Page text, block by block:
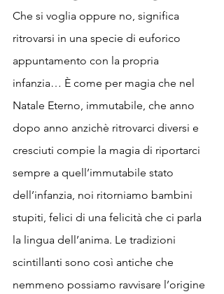
Che si voglia oppure no, significa
ritrovarsi in una specie di euforico
appuntamento con la propria
infanzia… È come per magia che nel
Natale Eterno, immutabile, che anno
dopo anno anzichè ritrovarci diversi e
cresciuti compie la magia di riportarci
sempre a quell’immutabile stato
dell’infanzia, noi ritorniamo bambini
stupiti, felici di una felicità che ci parla
la lingua dell’anima. Le tradizioni
scintillanti sono così antiche che
nemmeno possiamo ravvisare l’origine